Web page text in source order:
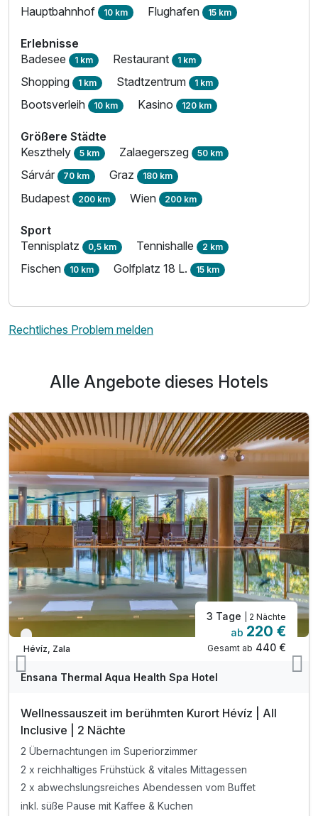
Hauptbahnhof 10 km Flughafen 15 km
Erlebnisse
Badesee 1 km Restaurant 1 km
Shopping 1 km Stadtzentrum 1 km
Bootsverleih 10 km Kasino 120 km
Größere Städte
Keszthely 5 km Zalaegerszeg 50 km
Sárvár 70 km Graz 180 km
Budapest 200 km Wien 200 km
Sport
Tennisplatz 0,5 km Tennishalle 2 km
Fischen 10 km Golfplatz 18 L. 15 km
Rechtliches Problem melden
Alle Angebote dieses Hotels
Verfügbar bis Dezember
Hévíz, Zala
3 Tage | 2 Nächte
ab 220 €
Gesamt ab 440 €
Ensana Thermal Aqua Health Spa Hotel
Wellnessauszeit im berühmten Kurort Hévíz | All
Inclusive | 2 Nächte
2 Übernachtungen im Superiorzimmer
2 x reichhaltiges Frühstück & vitales Mittagessen
2 x abwechslungsreiches Abendessen vom Buffet
inkl. süße Pause mit Kaffee & Kuchen